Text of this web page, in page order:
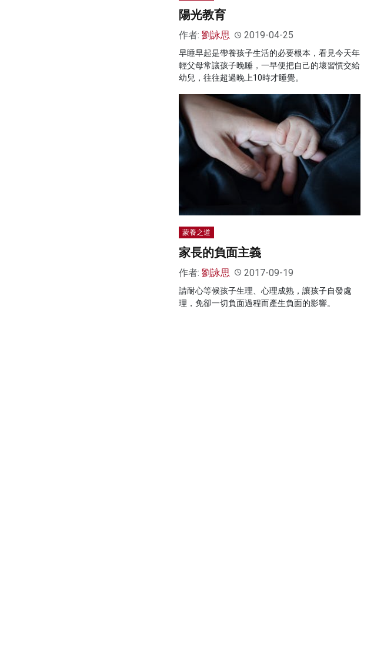
陽光教育
作者: 劉詠思 2019-04-25
早睡早起是帶養孩子生活的必要根本，看見今天年
輕父母常讓孩子晚睡，一早便把自己的壞習慣交給
幼兒，往往超過晚上10時才睡覺。
蒙養之道
家長的負面主義
作者: 劉詠思 2017-09-19
請耐心等候孩子生理、心理成熟，讓孩子自發處
理，免卻一切負面過程而產生負面的影響。